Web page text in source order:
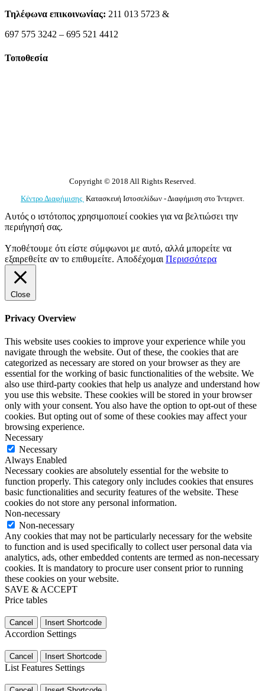
Τηλέφωνα επικοινωνίας: 211 013 5723 &
697 575 3242 – 695 521 4412
Τοποθεσία
Copyright © 2018 All Rights Reserved.
Κέντρο Διαφήμισης Κατασκευή Ιστοσελίδων - Διαφήμιση στο Ίντερνετ.
Αυτός ο ιστότοπος χρησιμοποιεί cookies για να βελτιώσει την
περιήγησή σας.
Υποθέτουμε ότι είστε σύμφωνοι με αυτό, αλλά μπορείτε να
εξαιρεθείτε αν το επιθυμείτε. Αποδέχομαι Περισσότερα
Close
Privacy Overview
This website uses cookies to improve your experience while you
navigate through the website. Out of these, the cookies that are
categorized as necessary are stored on your browser as they are
essential for the working of basic functionalities of the website. We
also use third-party cookies that help us analyze and understand how
you use this website. These cookies will be stored in your browser
only with your consent. You also have the option to opt-out of these
cookies. But opting out of some of these cookies may affect your
browsing experience.
Necessary
Necessary
Always Enabled
Necessary cookies are absolutely essential for the website to
function properly. This category only includes cookies that ensures
basic functionalities and security features of the website. These
cookies do not store any personal information.
Non-necessary
Non-necessary
Any cookies that may not be particularly necessary for the website
to function and is used specifically to collect user personal data via
analytics, ads, other embedded contents are termed as non-necessary
cookies. It is mandatory to procure user consent prior to running
these cookies on your website.
SAVE & ACCEPT
Price tables
Cancel Insert Shortcode
Accordion Settings
Cancel Insert Shortcode
List Features Settings